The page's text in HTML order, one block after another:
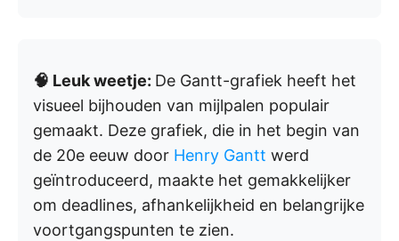
🧠 Leuk weetje: De Gantt-grafiek heeft het
visueel bijhouden van mijlpalen populair
gemaakt. Deze grafiek, die in het begin van
de 20e eeuw door Henry Gantt werd
geïntroduceerd, maakte het gemakkelijker
om deadlines, afhankelijkheid en belangrijke
voortgangspunten te zien.